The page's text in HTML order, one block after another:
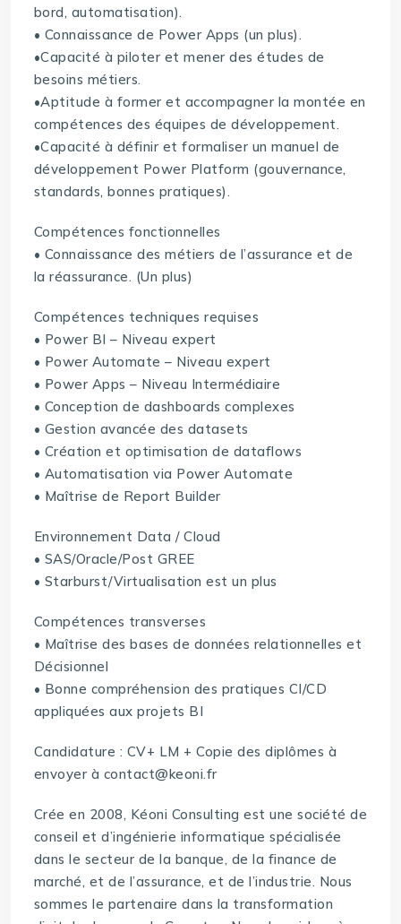
bord, automatisation).
• Connaissance de Power Apps (un plus).
•Capacité à piloter et mener des études de
besoins métiers.
•Aptitude à former et accompagner la montée en
compétences des équipes de développement.
•Capacité à définir et formaliser un manuel de
développement Power Platform (gouvernance,
standards, bonnes pratiques).
Compétences fonctionnelles
• Connaissance des métiers de l’assurance et de
la réassurance. (Un plus)
Compétences techniques requises
• Power BI – Niveau expert
• Power Automate – Niveau expert
• Power Apps – Niveau Intermédiaire
• Conception de dashboards complexes
• Gestion avancée des datasets
• Création et optimisation de dataflows
• Automatisation via Power Automate
• Maîtrise de Report Builder
Environnement Data / Cloud
• SAS/Oracle/Post GREE
• Starburst/Virtualisation est un plus
Compétences transverses
• Maîtrise des bases de données relationnelles et
Décisionnel
• Bonne compréhension des pratiques CI/CD
appliquées aux projets BI
Candidature : CV+ LM + Copie des diplômes à
envoyer à contact@keoni.fr
Crée en 2008, Kéoni Consulting est une société de
conseil et d’ingénierie informatique spécialisée
dans le secteur de la banque, de la finance de
marché, et de l’assurance, et de l’industrie. Nous
sommes le partenaire dans la transformation